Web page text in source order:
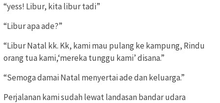
“yess! Libur, kita libur tadi”
“Libur apa ade?”
“Libur Natal kk. Kk, kami mau pulang ke kampung, Rindu
orang tua kami,‘mereka tunggu kami’ disana.”
“Semoga damai Natal menyertai ade dan keluarga.”
Perjalanan kami sudah lewat landasan bandar udara